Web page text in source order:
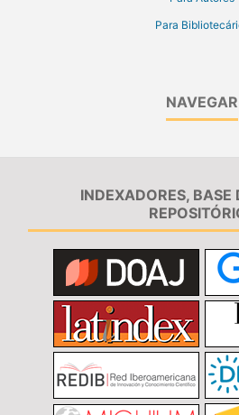
Para
NAVEGAR
INDEXADORES, BASE